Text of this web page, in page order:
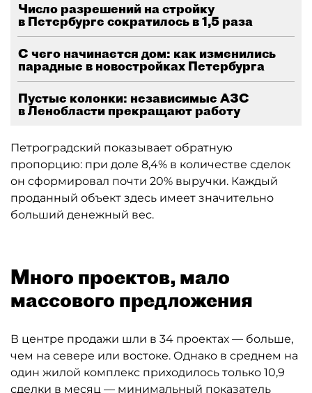
Число разрешений на стройку
в Петербурге сократилось в 1,5 раза
С чего начинается дом: как изменились
парадные в новостройках Петербурга
Пустые колонки: независимые АЗС
в Ленобласти прекращают работу
Петроградский показывает обратную
пропорцию: при доле 8,4% в количестве сделок
он сформировал почти 20% выручки. Каждый
проданный объект здесь имеет значительно
больший денежный вес.
Много проектов, мало
массового предложения
В центре продажи шли в 34 проектах — больше,
чем на севере или востоке. Однако в среднем на
один жилой комплекс приходилось только 10,9
сделки в месяц — минимальный показатель